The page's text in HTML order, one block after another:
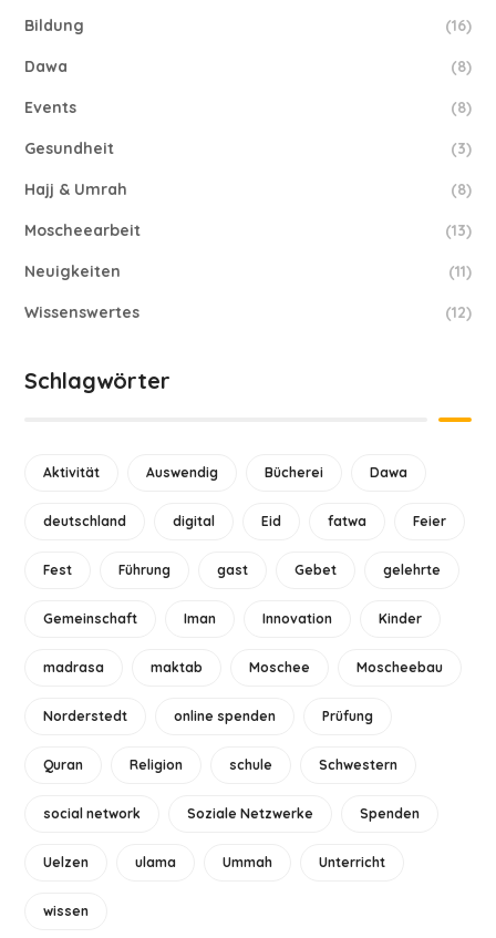
Bildung (16)
Dawa (8)
Events (8)
Gesundheit (3)
Hajj & Umrah (8)
Moscheearbeit (13)
Neuigkeiten (11)
Wissenswertes (12)
Schlagwörter
Aktivität Auswendig Bücherei Dawa
deutschland digital Eid fatwa Feier
Fest Führung gast Gebet gelehrte
Gemeinschaft Iman Innovation Kinder
madrasa maktab Moschee Moscheebau
Norderstedt online spenden Prüfung
Quran Religion schule Schwestern
social network Soziale Netzwerke Spenden
Uelzen ulama Ummah Unterricht
wissen